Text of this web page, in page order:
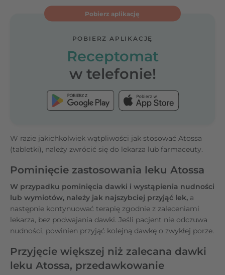
Pobierz aplikację
POBIERZ APLIKACJĘ
Receptomat
w telefonie!
W razie jakichkolwiek wątpliwości jak stosować Atossa
(tabletki), należy zwrócić się do lekarza lub farmaceuty.
Pominięcie zastosowania leku Atossa
W przypadku pominięcia dawki i wystąpienia nudności
lub wymiotów, należy jak najszybciej przyjąć lek, a
następnie kontynuować terapię zgodnie z zaleceniami
lekarza, bez podwajania dawki. Jeśli pacjent nie odczuwa
nudności, powinien przyjąć kolejną dawkę o zwykłej porze.
Przyjęcie większej niż zalecana dawki
leku Atossa, przedawkowanie